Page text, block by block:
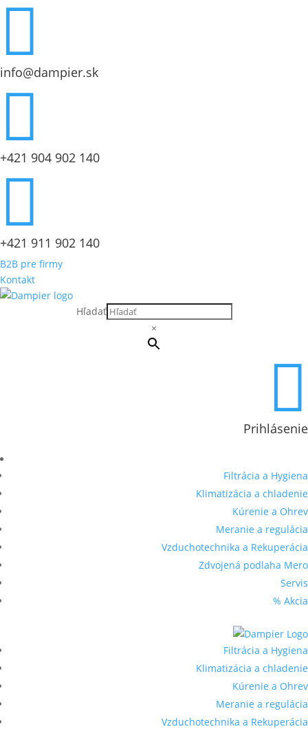

info@dampier.sk

+421 904 902 140

+421 911 902 140
B2B pre firmy
Kontakt
Hľadať
×

Prihlásenie
Filtrácia a Hygiena
Klimatizácia a chladenie
Kúrenie a Ohrev
Meranie a regulácia
Vzduchotechnika a Rekuperácia
Zdvojená podlaha Mero
Servis
% Akcia
Filtrácia a Hygiena
Klimatizácia a chladenie
Kúrenie a Ohrev
Meranie a regulácia
Vzduchotechnika a Rekuperácia